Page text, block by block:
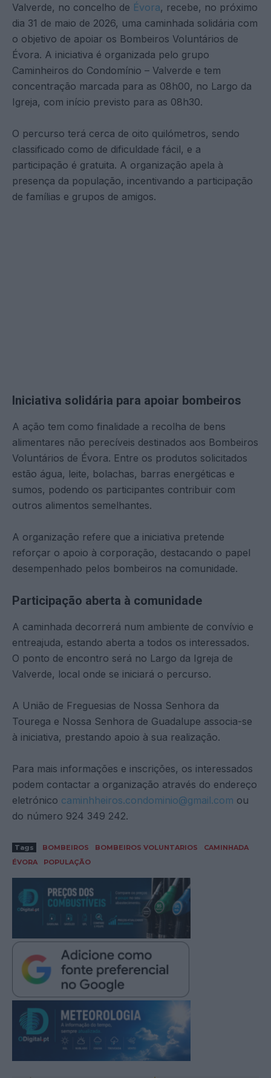
Valverde, no concelho de Évora, recebe, no próximo
dia 31 de maio de 2026, uma caminhada solidária com
o objetivo de apoiar os Bombeiros Voluntários de
Évora. A iniciativa é organizada pelo grupo
Caminheiros do Condomínio – Valverde e tem
concentração marcada para as 08h00, no Largo da
Igreja, com início previsto para as 08h30.
O percurso terá cerca de oito quilómetros, sendo
classificado como de dificuldade fácil, e a
participação é gratuita. A organização apela à
presença da população, incentivando a participação
de famílias e grupos de amigos.
Iniciativa solidária para apoiar bombeiros
A ação tem como finalidade a recolha de bens
alimentares não perecíveis destinados aos Bombeiros
Voluntários de Évora. Entre os produtos solicitados
estão água, leite, bolachas, barras energéticas e
sumos, podendo os participantes contribuir com
outros alimentos semelhantes.
A organização refere que a iniciativa pretende
reforçar o apoio à corporação, destacando o papel
desempenhado pelos bombeiros na comunidade.
Participação aberta à comunidade
A caminhada decorrerá num ambiente de convívio e
entreajuda, estando aberta a todos os interessados.
O ponto de encontro será no Largo da Igreja de
Valverde, local onde se iniciará o percurso.
A União de Freguesias de Nossa Senhora da
Tourega e Nossa Senhora de Guadalupe associa-se
à iniciativa, prestando apoio à sua realização.
Para mais informações e inscrições, os interessados
podem contactar a organização através do endereço
eletrónico caminhheiros.condominio@gmail.com ou
do número 924 349 242.
Tags BOMBEIROS BOMBEIROS VOLUNTARIOS
CAMINHADA
ÉVORA
POPULAÇÃO